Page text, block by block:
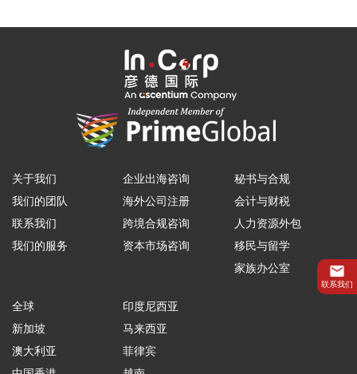
关于我们
我们的团队
联系我们
我们的服务
企业出海咨询
海外公司注册
跨境合规咨询
资本市场咨询
秘书与合规
会计与财税
人力资源外包
移民与留学
家族办公室
全球
新加坡
澳大利亚
印度尼西亚
马来西亚
菲律宾
联系我们